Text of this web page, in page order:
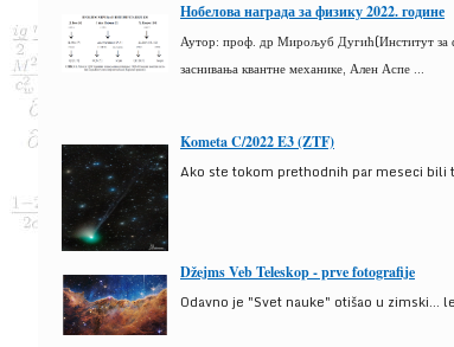
Нобелова награда за физику 2022. године
Аутор: проф. др Мирољуб Дугић(Институт за
заснивања квантне механике, Ален Аспе ...
Kometa C/2022 E3 (ZTF)
Ako ste tokom prethodnih par meseci
Džejms Veb Teleskop - prve fotografije
Odavno je "Svet nauke" otišao u zimski...